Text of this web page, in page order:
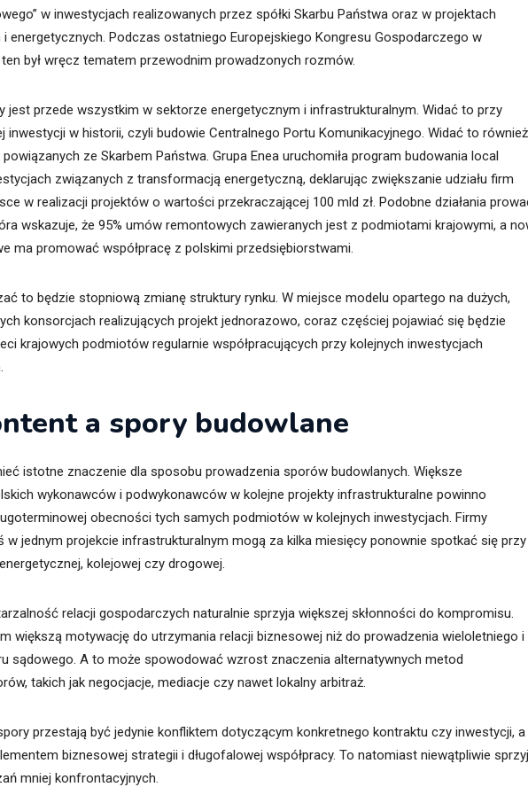
w inwestycjach realizowanych przez spółki Skarbu Państwa oraz w projektach
energetycznych. Podczas ostatniego Europejskiego Kongresu Gospodarczego w
był wręcz tematem przewodnim prowadzonych rozmów.
jest przede wszystkim w sektorze energetycznym i infrastrukturalnym. Widać to przy
inwestycji w historii, czyli budowie Centralnego Portu Komunikacyjnego. Widać to
powiązanych ze Skarbem Państwa. Grupa Enea uruchomiła program budowania local
związanych z transformacją energetyczną, deklarując zwiększanie udziału firm
w realizacji projektów o wartości przekraczającej 100 mld zł. Podobne działania
wskazuje, że 95% umów remontowych zawieranych jest z podmiotami krajowymi, a
ma promować współpracę z polskimi przedsiębiorstwami.
to będzie stopniową zmianę struktury rynku. W miejsce modelu opartego na dużych,
konsorcjach realizujących projekt jednorazowo, coraz częściej pojawiać się będzie
krajowych podmiotów regularnie współpracujących przy kolejnych inwestycjach
a spory budowlane
istotne znaczenie dla sposobu prowadzenia sporów budowlanych. Większe
wykonawców i podwykonawców w kolejne projekty infrastrukturalne powinno
obecności tych samych podmiotów w kolejnych inwestycjach. Firmy
w jednym projekcie infrastrukturalnym mogą za kilka miesięcy ponownie spotkać się przy
kolejowej czy drogowej.
relacji gospodarczych naturalnie sprzyja większej skłonności do kompromisu.
większą motywację do utrzymania relacji biznesowej niż do prowadzenia wieloletniego i
sądowego. A to może spowodować wzrost znaczenia alternatywnych metod
takich jak negocjacje, mediacje czy nawet lokalny arbitraż.
przestają być jedynie konfliktem dotyczącym konkretnego kontraktu czy inwestycji, a
biznesowej strategii i długofalowej współpracy. To natomiast niewątpliwie
mniej konfrontacyjnych.